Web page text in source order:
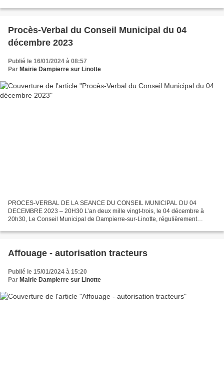
Procès-Verbal du Conseil Municipal du 04
décembre 2023
Publié le 16/01/2024 à 08:57
Par Mairie Dampierre sur Linotte
PROCES-VERBAL DE LA SEANCE DU CONSEIL MUNICIPAL DU 04
DECEMBRE 2023 – 20H30 L’an deux mille vingt-trois, le 04 décembre à
20h30, Le Conseil Municipal de Dampierre-sur-Linotte, régulièrement
Affouage - autorisation tracteurs
Publié le 15/01/2024 à 15:20
Par Mairie Dampierre sur Linotte